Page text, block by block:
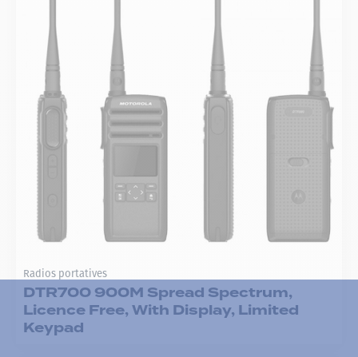
Radios portatives
DTR700 900M Spread Spectrum,
Licence Free, With Display, Limited
Keypad